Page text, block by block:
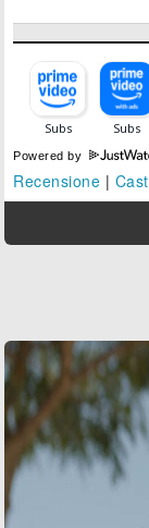
Powered by
Recensione | Cast